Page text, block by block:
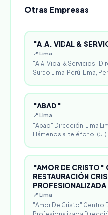
Otras Empresas
"A.A. VIDAL &
📍 Lima
"A.A. Vidal & Servicios"
Surco Lima, Perú. Lima,
"ABAD"
📍 Lima
"Abad" Dirección: Lima
Llámenos al teléfono: (51)
"AMOR DE CRISTO"
RESTAURACIÓN
PROFESIONALIZADA
📍 Lima
"Amor De Cristo" Centro